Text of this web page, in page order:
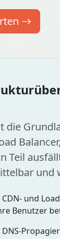
Teil
und
und
Benutzer